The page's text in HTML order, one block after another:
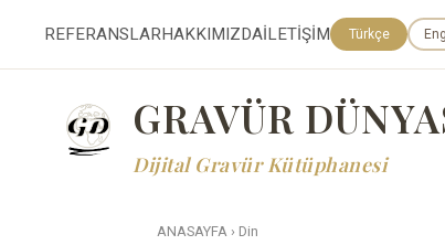
REFERANSLARHAKKIMIZDAİLETİŞİM Türkçe
GRAVÜR
Dijital Gravür Kütüphanesi
ANASAYFA › Din